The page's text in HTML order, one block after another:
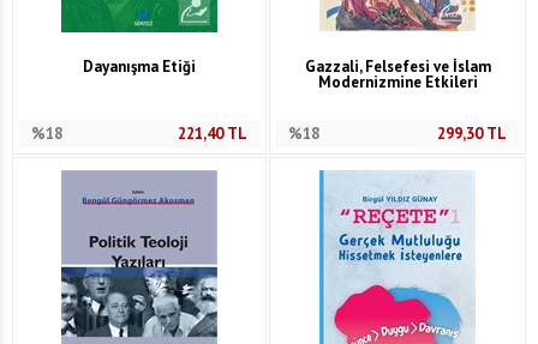
Dayanışma Etiği
%18 221,40TL
Gazzali, Felsefesi ve İslam
Modernizmine Etkileri
%18 299,30TL